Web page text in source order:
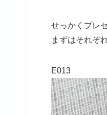
せっかくプレ
まずはそれぞ
E013